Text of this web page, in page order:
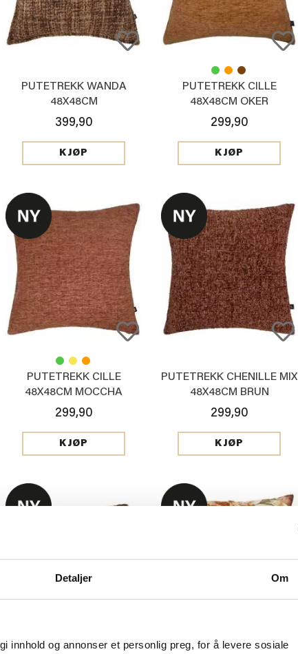
Detaljer Om
innhold og annonser et personlig preg, for å levere sosiale
PUTETREKK WANDA
48X48CM
399,90
KJØP
PUTETREKK CILLE
48X48CM OKER
299,90
KJØP
PUTETREKK CILLE
48X48CM MOCCHA
299,90
KJØP
PUTETREKK CHENILLE MIX
48X48CM BRUN
299,90
KJØP